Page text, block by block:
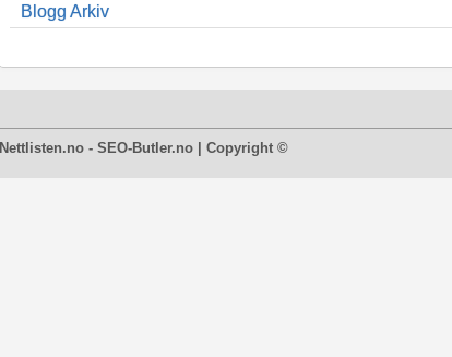
Blogg Arkiv
Nettlisten.no - SEO-Butler.no | Copyright ©